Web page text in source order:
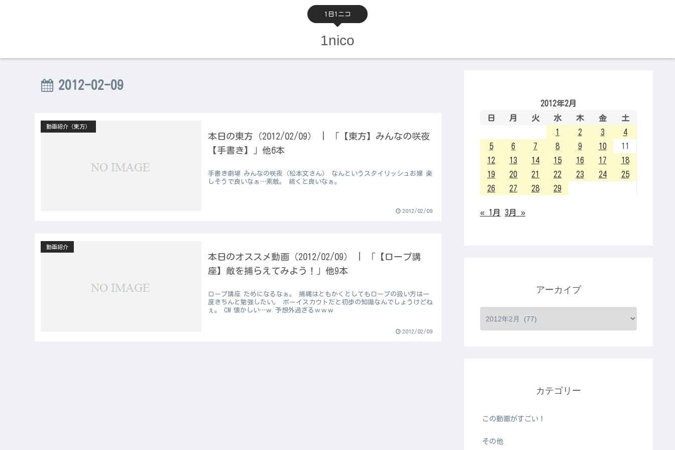
1日1ニコ
1nico
2012-02-09
動画紹介（東方）
本日の東方（2012/02/09） | 「【東方】みんなの咲夜
【手書き】」他6本
手書き劇場 みんなの咲夜（松本文さん） なんというスタイリッシュお嬢 楽
しそうで良いなぁ…素敵。 続くと良いなぁ。
2012/02/09
動画紹介
本日のオススメ動画（2012/02/09） | 「【ロープ講
座】敵を捕らえてみよう！」他9本
ロープ講座 ためになるなぁ。 捕縄はともかくとしてもロープの扱い方は一
度きちんと勉強したい。 ボーイスカウトだと初歩の知識なんでしょうけどね
ぇ。 CM 懐かしい…ｗ 予想外過ぎるｗｗｗ
2012/02/09
2012年2月
日
月 火 水 木 金
土
1
2 3
4
5
6 7 8 9 10
11
12
13 14 15 16 17
18
19
20 21 22 23 24
25
26
27 28 29
« 1月 3月 »
アーカイブ
カテゴリー
この動画がすごい！
その他